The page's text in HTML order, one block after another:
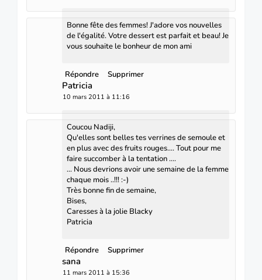
Bonne fête des femmes! J'adore vos nouvelles
de l'égalité. Votre dessert est parfait et beau! Je
vous souhaite le bonheur de mon ami
Répondre Supprimer
Patricia
10 mars 2011 à 11:16
Coucou Nadiji,
Qu'elles sont belles tes verrines de semoule et
en plus avec des fruits rouges.... Tout pour me
faire succomber à la tentation ....
... Nous devrions avoir une semaine de la femme
chaque mois ..!!! :-)
Très bonne fin de semaine,
Bises,
Caresses à la jolie Blacky
Patricia
Répondre Supprimer
sana
11 mars 2011 à 15:36